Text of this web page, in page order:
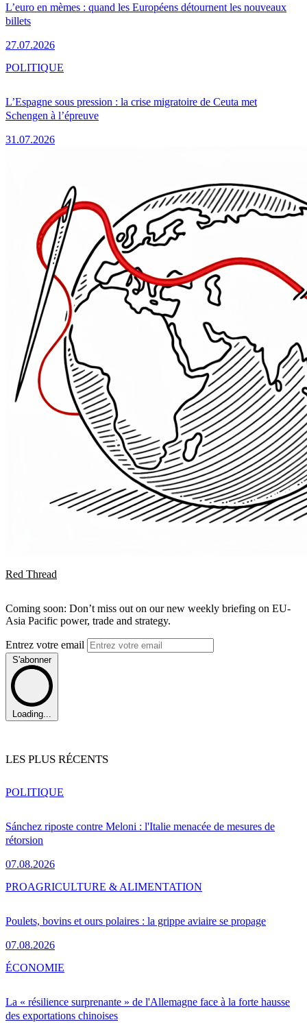
L’euro en mèmes : quand les Européens détournent les nouveaux
billets
27.07.2026
L’Espagne sous pression : la crise migratoire de Ceuta met
Schengen à l’épreuve
31.07.2026
POLITIQUE
Red Thread
Coming soon: Don’t miss out on our new weekly briefing on EU-
Asia Pacific power, trade and strategy.
Entrez votre email
S'abonner
Loading...
LES PLUS RÉCENTS
Sánchez riposte contre Meloni : l'Italie menacée de mesures de
rétorsion
07.08.2026
POLITIQUE
Poulets, bovins et ours polaires : la grippe aviaire se propage
07.08.2026
PROAGRICULTURE & ALIMENTATION
La « résilience surprenante » de l'Allemagne face à la forte hausse
des exportations chinoises
ÉCONOMIE